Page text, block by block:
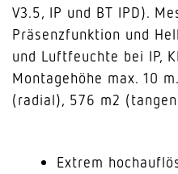
V3.5, IP und BT IPD).
Präsenzfunktion und
und Luftfeuchte bei IP,
Montagehöhe max. 10
(radial), 576 m2
Extrem